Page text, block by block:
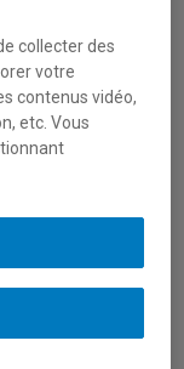
collecter des
votre
contenus vidéo,
etc. Vous